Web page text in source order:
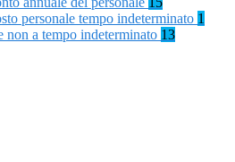
personale tempo indeterminato 1
non a tempo indeterminato 13